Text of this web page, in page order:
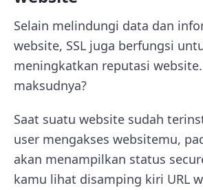
Selain melindungi data dan
website, SSL juga berfungsi
meningkatkan reputasi
maksudnya?
Saat suatu website sudah
user mengakses websitemu,
akan menampilkan status
kamu lihat disamping kiri URL